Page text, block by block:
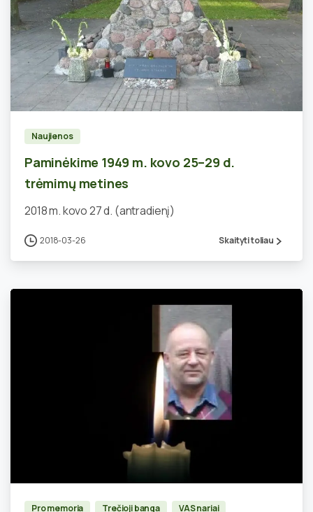
Naujienos
Paminėkime 1949 m. kovo 25–29 d.
trėmimų metines
2018 m. kovo 27 d. (antradienį)
2018-03-26 Skaityti toliau
Pro memoria Trečioji banga VAS nariai